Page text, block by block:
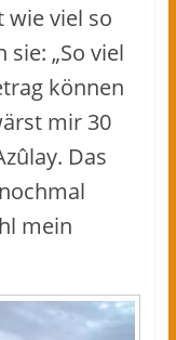
wie viel so
„So viel
können
mir 30
Das
mein